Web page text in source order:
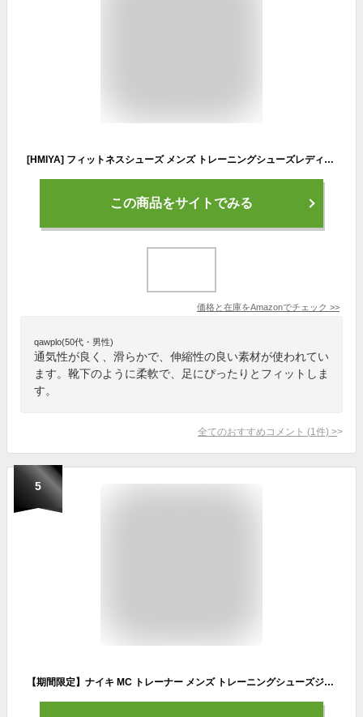
[HMIYA] フィットネスシューズ メンズ トレーニングシューズレディース アウトドアシューズ 軽量 ジム ウォーキングシューズ 通気性 ベアフット (1-ブルー 27.0cm/43EU）
この商品をサイトでみる
価格と在庫をAmazonでチェック >>
qawplo(50代・男性)
通気性が良く、滑らかで、伸縮性の良い素材が使われてい
ます。靴下のように柔軟で、足にぴったりとフィットしま
す。
全てのおすすめコメント (1 件) >
5
【期間限定】ナイキ MC トレーナー メンズ トレーニングシューズジム＆トレーニング メンズ 男性用 黒 靴 歩きやすい 履きやすい mt3015 fitness 10TS15